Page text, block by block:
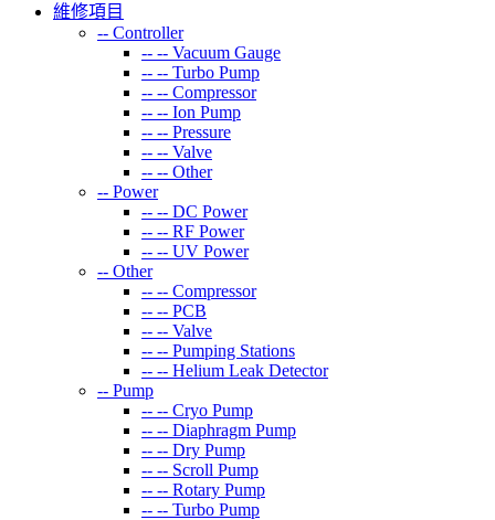
維修項目
-- Controller
-- -- Vacuum Gauge
-- -- Turbo Pump
-- -- Compressor
-- -- Ion Pump
-- -- Pressure
-- -- Valve
-- -- Other
-- Power
-- -- DC Power
-- -- RF Power
-- -- UV Power
-- Other
-- -- Compressor
-- -- PCB
-- -- Valve
-- -- Pumping Stations
-- -- Helium Leak Detector
-- Pump
-- -- Cryo Pump
-- -- Diaphragm Pump
-- -- Dry Pump
-- -- Scroll Pump
-- -- Rotary Pump
-- -- Turbo Pump